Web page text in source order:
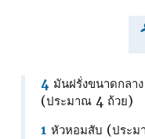
4 มันฝรั่งขนาดกลา
(ประมาณ 4 ถ้วย)
1 หัวหอมสับ (ประม